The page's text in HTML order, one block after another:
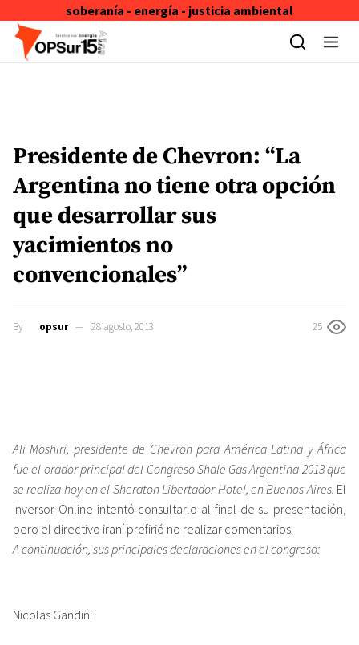
soberanía - energía - justicia ambiental
Skip to content
Presidente de Chevron: “La
Argentina no tiene otra opción
que desarrollar sus
yacimientos no
convencionales”
By opsur 28 agosto, 2013 25
Ali Moshiri, presidente de Chevron para América Latina y África
fue el orador principal del Congreso Shale Gas Argentina 2013 que
se realiza hoy en el Sheraton Libertador Hotel, en Buenos Aires. El
Inversor Online intentó consultarlo al final de su presentación,
pero el directivo iraní prefirió no realizar comentarios.
A continuación, sus principales declaraciones en el congreso:
Nicolas Gandini